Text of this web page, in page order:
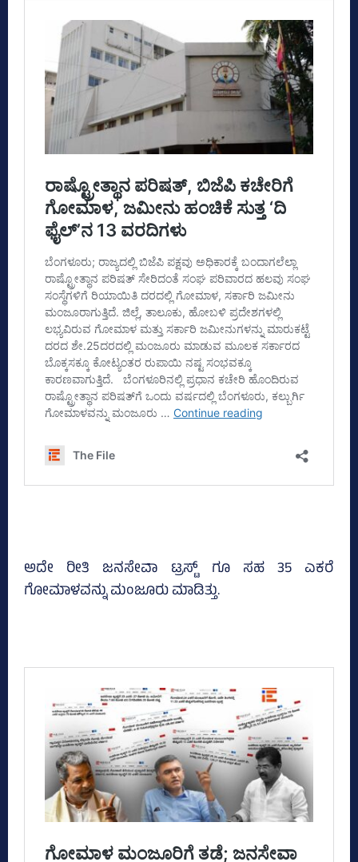
ಅದೇ ರೀತಿ ಜನಸೇವಾ ಟ್ರಸ್ಟ್‌ ಗೂ ಸಹ 35 ಎಕರೆ
ಗೋಮಾಳವನ್ನು ಮಂಜೂರು ಮಾಡಿತ್ತು.